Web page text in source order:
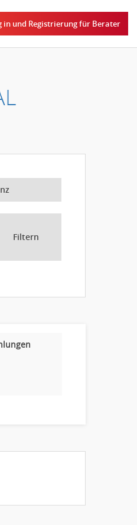
in und Registrierung für Berater
Filtern